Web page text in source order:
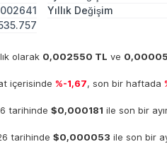
Yıllık Değişim
olarak 0,002550 TL ve
içerisinde %-1,67, son bir haftada
tarihinde $0,000181 ile son bir
tarihinde $0,000053 ile son bir